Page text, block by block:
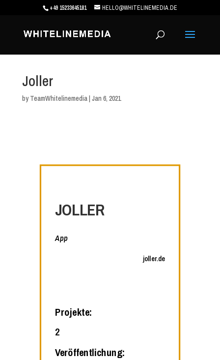
+49 15233645181 HELLO@WHITELINEMEDIA.DE
Joller
byTeamWhitelinemedia| Jan 6, 2021
JOLLER
App
joller.de
Projekte:
2
Veröffentlichung: